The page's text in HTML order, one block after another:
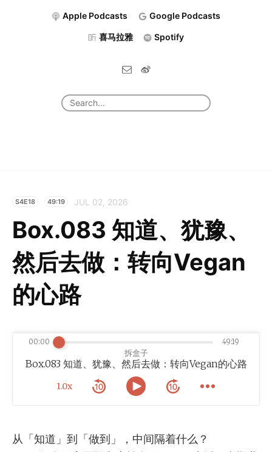
Apple Podcasts Google Podcasts
喜马拉雅 Spotify
S4E18 49:19 JUL 02, 2026
Box.083 知道、犹豫、
然后去做：转向Vegan
的心路
拆盒子
Box.083 知道、犹豫、然后去做：转向Vegan的心路
1.0x
00:00 49:19
从「知道」到「做到」，中间隔着什么？